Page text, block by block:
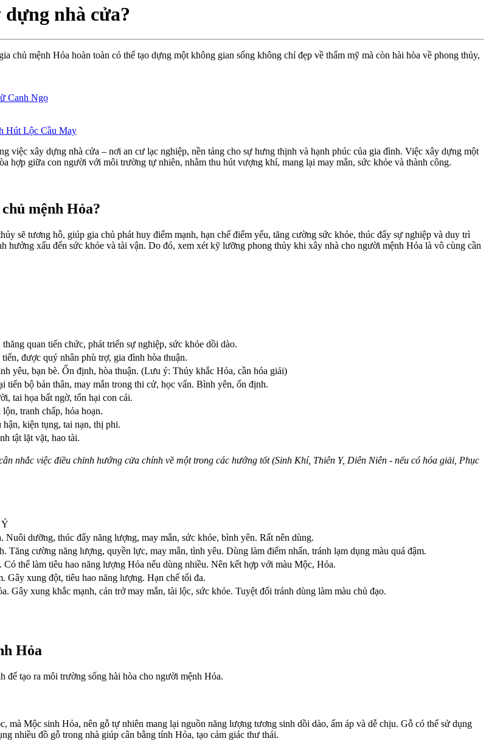
nhà cửa?
chủ mệnh Hỏa hoàn toàn có thể tạo dựng một không gian sống không chỉ đẹp về thẩm mỹ mà còn hài hòa về phong thủy,
Canh Ngọ
Hút Lộc Cầu May
việc xây dựng nhà cửa – nơi an cư lạc nghiệp, nền tảng cho sự hưng thịnh và hạnh phúc của gia đình. Việc xây dựng một
hợp giữa con người với môi trường tự nhiên, nhằm thu hút vượng khí, mang lại may mắn, sức khỏe và thành công.
mệnh Hỏa?
sẽ tương hỗ, giúp gia chủ phát huy điểm mạnh, hạn chế điểm yếu, tăng cường sức khỏe, thúc đẩy sự nghiệp và duy trì
hưởng xấu đến sức khỏe và tài vận. Do đó, xem xét kỹ lưỡng phong thủy khi xây nhà cho người mệnh Hỏa là vô cùng cần
quan tiến chức, phát triển sự nghiệp, sức khỏe dồi dào.
được quý nhân phù trợ, gia đình hòa thuận.
yêu, bạn bè. Ổn định, hòa thuận. (Lưu ý: Thủy khắc Hỏa, cần hóa giải)
tiến bộ bản thân, may mắn trong thi cử, học vấn. Bình yên, ổn định.
tai họa bất ngờ, tổn hại con cái.
tranh chấp, hỏa hoạn.
kiện tụng, tai nạn, thị phi.
tật lặt vặt, hao tài.
nhắc việc điều chỉnh hướng cửa chính về một trong các hướng tốt (Sinh Khí, Thiên Y, Diên Niên - nếu có hóa giải, Phục
Nuôi dưỡng, thúc đẩy năng lượng, may mắn, sức khỏe, bình yên. Rất nên dùng.
Tăng cường năng lượng, quyền lực, may mắn, tình yêu. Dùng làm điểm nhấn, tránh lạm dụng màu quá đậm.
Có thể làm tiêu hao năng lượng Hỏa nếu dùng nhiều. Nên kết hợp với màu Mộc, Hỏa.
Gây xung đột, tiêu hao năng lượng. Hạn chế tối đa.
Gây xung khắc mạnh, cản trở may mắn, tài lộc, sức khỏe. Tuyệt đối tránh dùng làm màu chủ đạo.
Hỏa
tạo ra môi trường sống hài hòa cho người mệnh Hỏa.
Mộc sinh Hỏa, nên gỗ tự nhiên mang lại nguồn năng lượng tương sinh dồi dào, ấm áp và dễ chịu. Gỗ có thể sử dụng
nhiều đồ gỗ trong nhà giúp cân bằng tính Hỏa, tạo cảm giác thư thái.